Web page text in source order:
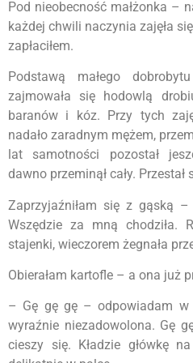
Pod nieobecność małżonka –
każdej chwili naczynia zajęła
zapłaciłem.
Podstawą małego
zajmowała się hodowlą
baranów i kóz. Przy tych
nadało zaradnym mężem,
lat samotności pozostał
dawno przeminął cały. Przestał
Zaprzyjaźniłam się z gąską
Wszędzie za mną chodziła.
stajenki, wieczorem żegnała
Obierałam kartofle – a ona już
– Gę gę gę – odpowiadam
wyraźnie niezadowolona. Gę
cieszy się. Kładzie główkę